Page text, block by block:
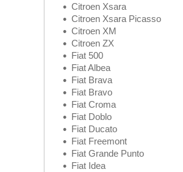
Citroen Xsara
Citroen Xsara Picasso
Citroen XM
Citroen ZX
Fiat 500
Fiat Albea
Fiat Brava
Fiat Bravo
Fiat Croma
Fiat Doblo
Fiat Ducato
Fiat Freemont
Fiat Grande Punto
Fiat Idea